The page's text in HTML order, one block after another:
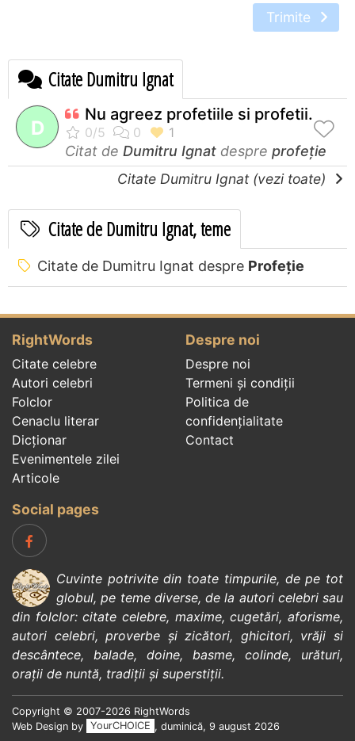
Trimite
Citate Dumitru Ignat
D
Nu agreez profetiile si profetii.
Citat de Dumitru Ignat despre profeție
Citate Dumitru Ignat (vezi toate)
Citate de Dumitru Ignat, teme
Citate de Dumitru Ignat despre Profeție
RightWords
Citate celebre
Autori celebri
Folclor
Cenaclu literar
Dicționar
Evenimentele zilei
Articole
Despre noi
Despre noi
Termeni și condiții
Politica de
confidenţialitate
Contact
Social pages
Cuvinte potrivite din toate timpurile, de pe tot
globul, pe teme diverse, de la autori celebrisau
din folclor:citate celebre, maxime,cugetări,aforisme,
autori celebri,proverbe și zicători, ghicitori, vrăji si
descântece, balade, doine, basme, colinde, urături,
orații de nuntă, tradiții și superstiții.
Copyright © 2007-2026 RightWords
Web Design by
YourCHOICE , duminică, 9 august 2026